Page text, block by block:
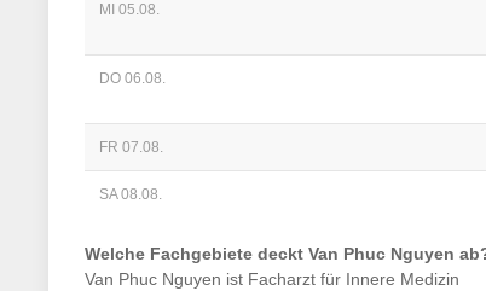
MI 05.08.
DO 06.08.
FR 07.08.
SA 08.08.
Welche Fachgebiete deckt Van Phuc Nguyen
Van Phuc Nguyen ist Facharzt für Innere Medizin